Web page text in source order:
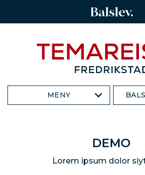
MENY
DEMO
Lorem ipsum dolor